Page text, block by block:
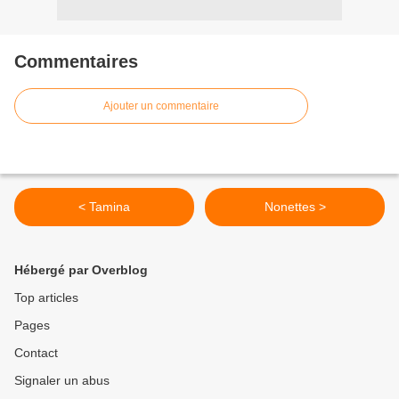
Commentaires
Ajouter un commentaire
< Tamina Nonettes >
Hébergé par Overblog
Top articles
Pages
Contact
Signaler un abus